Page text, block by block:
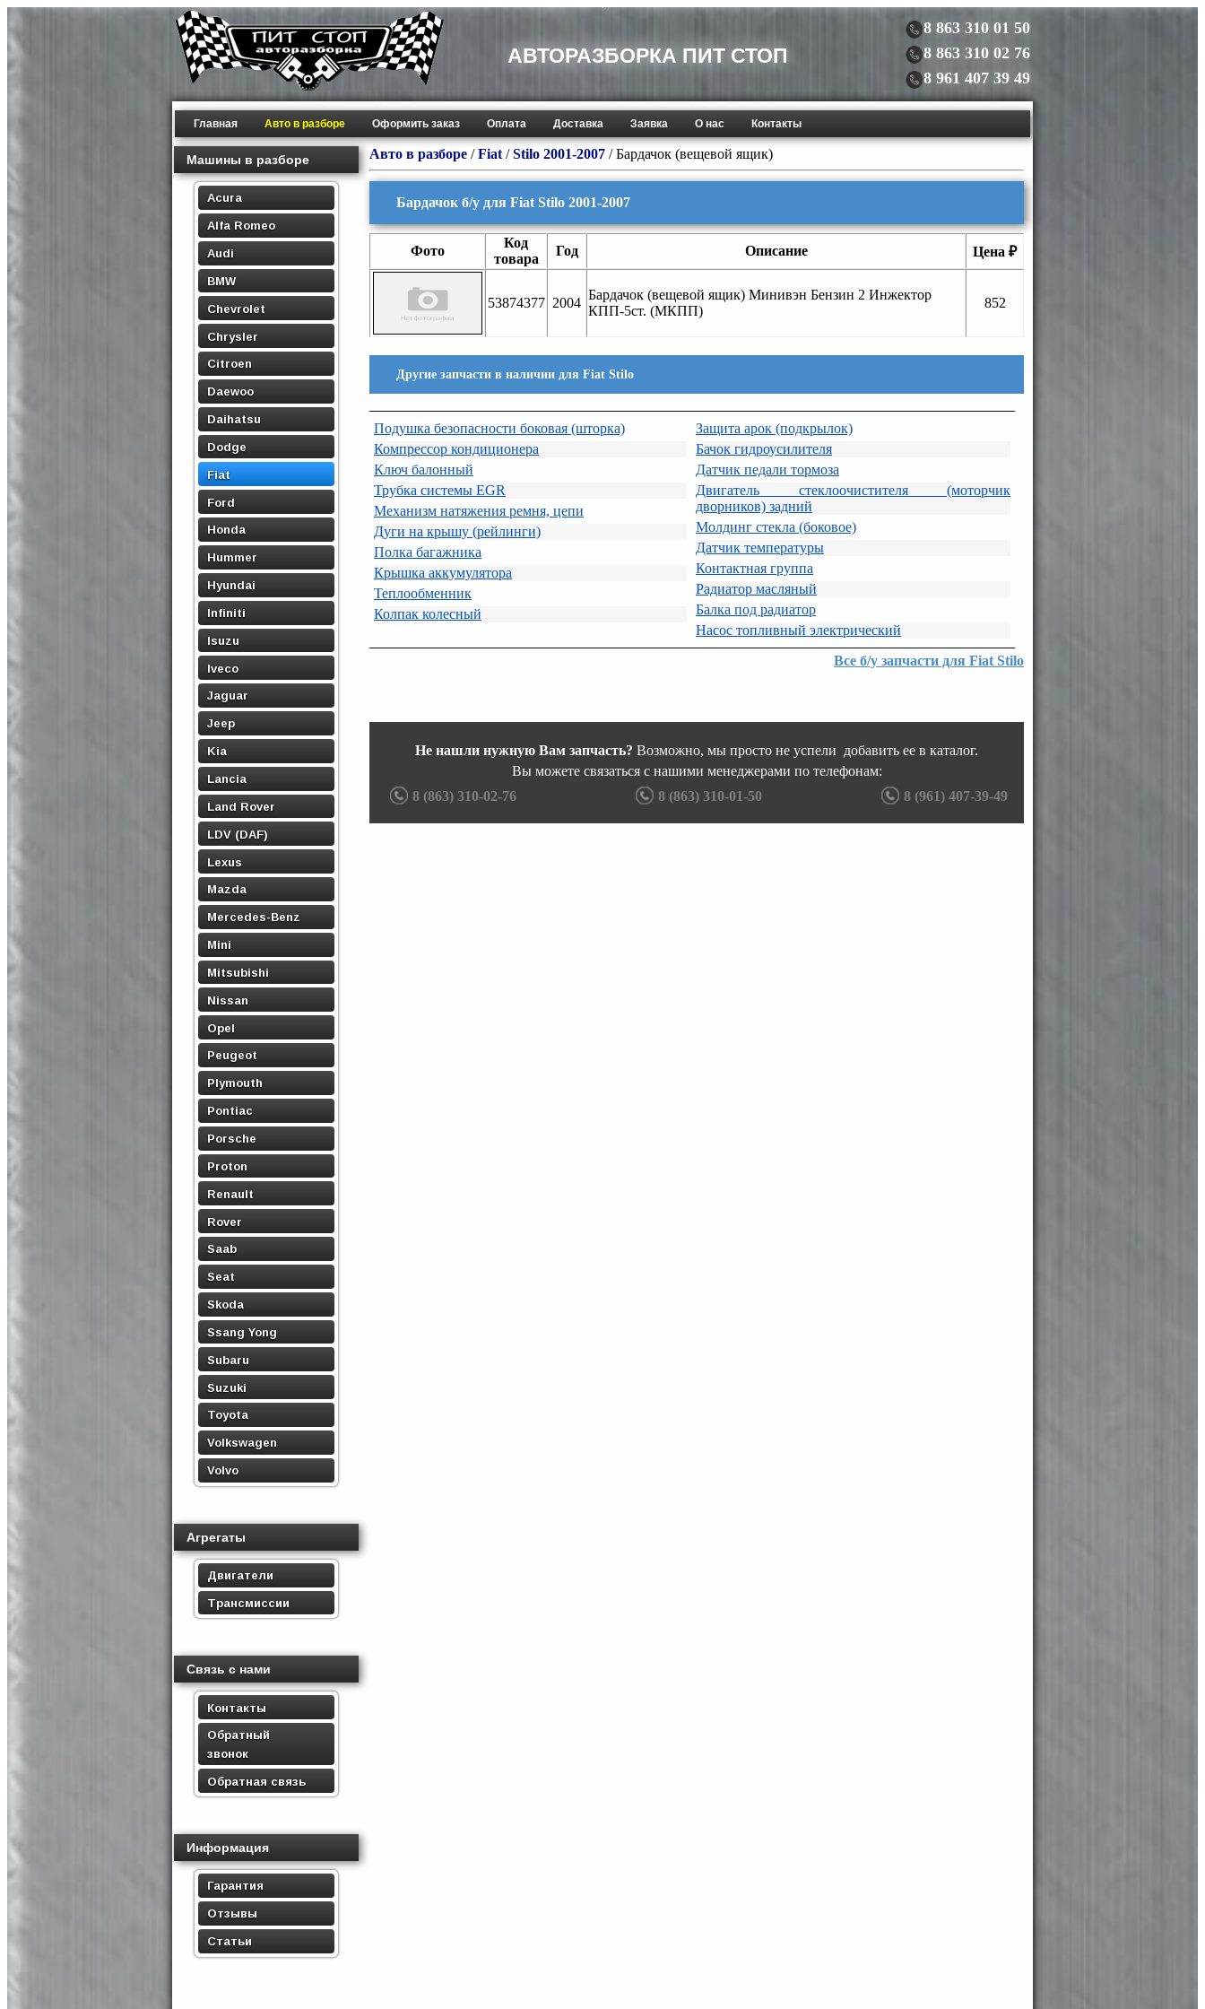
АВТОРАЗБОРКА ПИТ СТОП
8 863 310 01 50
8 863 310 02 76
8 961 407 39 49
Главная Авто в разборе Оформить заказ Оплата Доставка Заявка О нас Контакты
Машины в разборе
Acura
Alfa Romeo
Audi
BMW
Chevrolet
Chrysler
Citroen
Daewoo
Daihatsu
Dodge
Fiat
Ford
Honda
Hummer
Hyundai
Infiniti
Isuzu
Iveco
Jaguar
Jeep
Kia
Lancia
Land Rover
LDV (DAF)
Lexus
Mazda
Mercedes-Benz
Mini
Mitsubishi
Nissan
Opel
Peugeot
Plymouth
Pontiac
Porsche
Proton
Renault
Rover
Saab
Seat
Skoda
Ssang Yong
Subaru
Suzuki
Toyota
Volkswagen
Volvo
Агрегаты
Двигатели
Трансмиссии
Связь с нами
Контакты
Обратный
звонок
Обратная связь
Информация
Гарантия
Отзывы
Статьи
Авто в разборе /Fiat /Stilo 2001-2007 / Бардачок (вещевой ящик)
Бардачок б/у для Fiat Stilo 2001-2007
Фото
Код
товара
Год Описание Цена ₽
53874377 2004
Бардачок (вещевой ящик) Минивэн Бензин 2 Инжектор
КПП-5ст. (МКПП)
852
Другие запчасти в наличии для Fiat Stilo
Подушка безопасности боковая (шторка)
Компрессор кондиционера
Ключ балонный
Трубка системы EGR
Механизм натяжения ремня, цепи
Дуги на крышу (рейлинги)
Полка багажника
Крышка аккумулятора
Теплообменник
Колпак колесный
Защита арок (подкрылок)
Бачок гидроусилителя
Датчик педали тормоза
Двигатель стеклоочистителя (моторчик
дворников) задний
Молдинг стекла (боковое)
Датчик температуры
Контактная группа
Радиатор масляный
Балка под радиатор
Насос топливный электрический
Все б/у запчасти для Fiat Stilo
Не нашли нужную Вам запчасть? Возможно, мы просто не успели добавить ее в каталог.
Вы можете связаться с нашими менеджерами по телефонам:
8 (863) 310-02-76
8 (863) 310-01-50 8 (961) 407-39-49